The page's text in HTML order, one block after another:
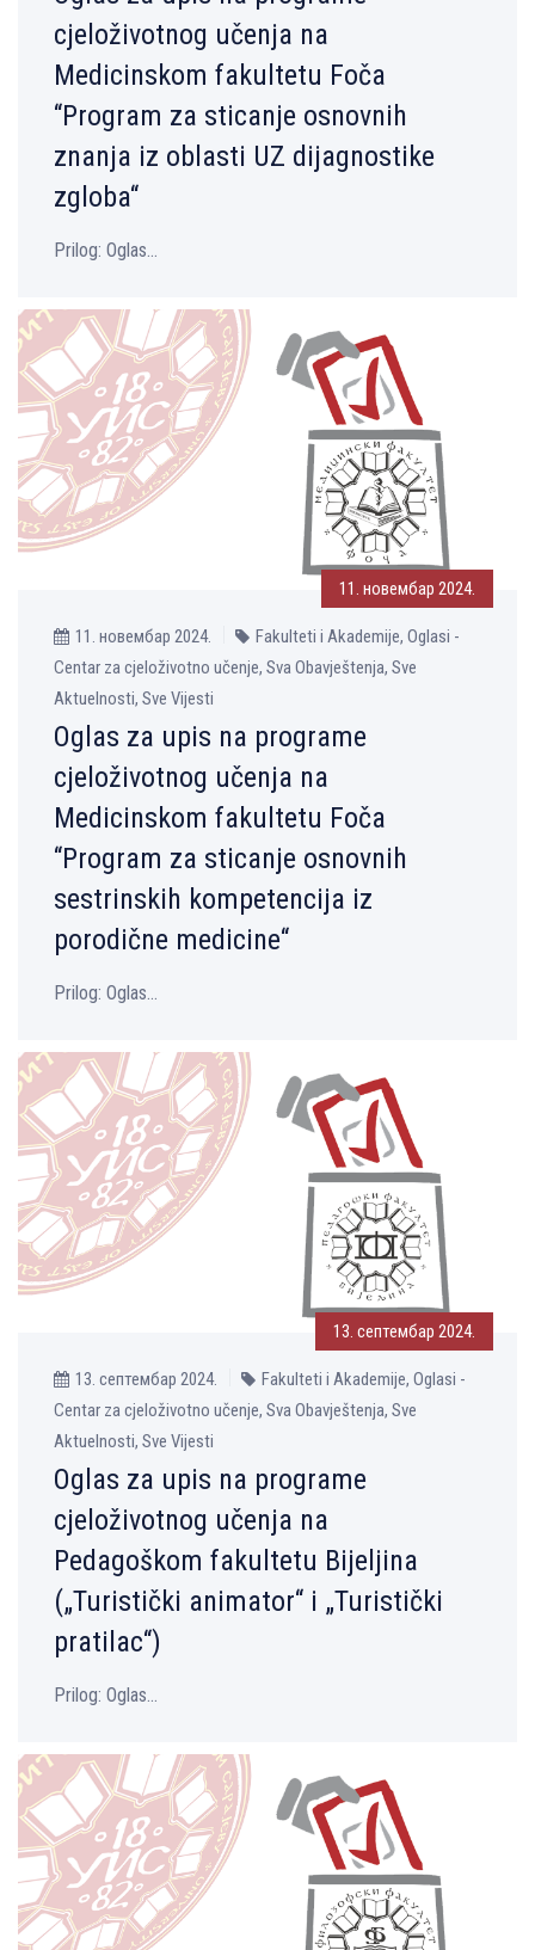
cjeloživotnog učenja na
Medicinskom fakultetu Foča
“Program za sticanje osnovnih
znanja iz oblasti UZ dijagnostike
zgloba“
Prilog: Oglas...
11. новембар 2024.
11. новембар 2024.
Fakulteti i Akademije, Oglasi -
Centar za cjeloživotno učenje, Sva Obavještenja, Sve
Aktuelnosti, Sve Vijesti
Oglas za upis na programe
cjeloživotnog učenja na
Medicinskom fakultetu Foča
“Program za sticanje osnovnih
sestrinskih kompetencija iz
porodične medicine“
Prilog: Oglas...
13. септембар 2024.
13. септембар 2024.
Fakulteti i Akademije, Oglasi -
Centar za cjeloživotno učenje, Sva Obavještenja, Sve
Aktuelnosti, Sve Vijesti
Oglas za upis na programe
cjeloživotnog učenja na
Pedagoškom fakultetu Bijelјina
(„Turistički animator“ i „Turistički
pratilac“)
Prilog: Oglas...